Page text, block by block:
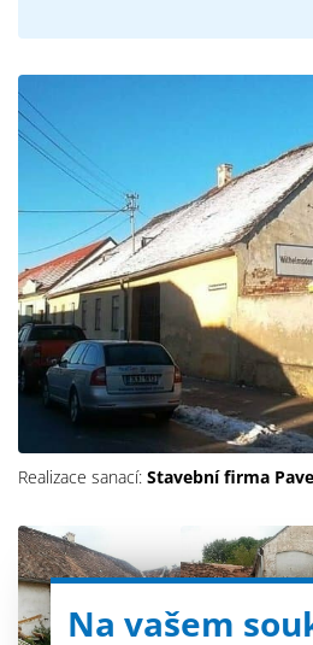
Na vašem
Realizace sanací: Stavební firma